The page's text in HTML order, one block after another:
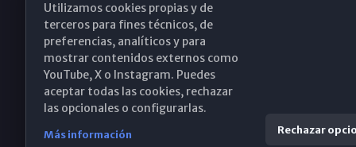
Obispado de Málaga
Santa María, 18-20. 29015 Málaga
(+34) 952 224 386
Utilizamos cookies propias y de
terceros para fines técnicos, de
preferencias, analíticos y para
mostrar contenidos externos como
YouTube, X o Instagram. Puedes
aceptar todas las cookies, rechazar
las opcionales o configurarlas.
Más información Rechazar